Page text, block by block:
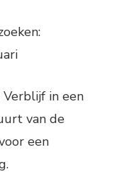
in een
van de
een